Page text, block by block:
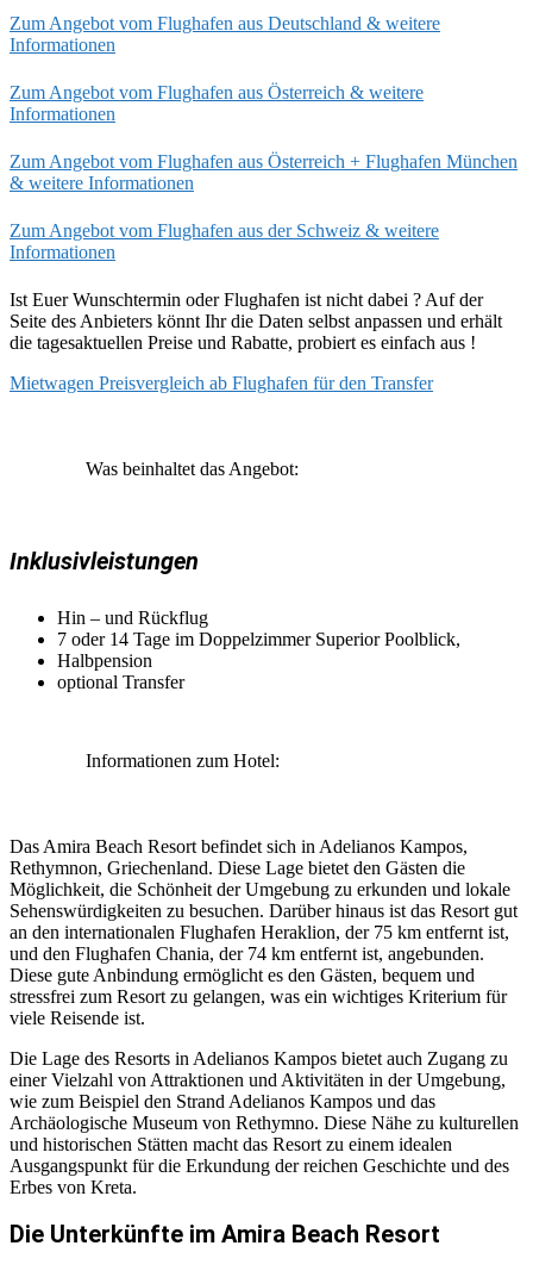
Zum Angebot vom Flughafen aus Deutschland & weitere
Informationen
Zum Angebot vom Flughafen aus Österreich & weitere
Informationen
Zum Angebot vom Flughafen aus Österreich + Flughafen München
& weitere Informationen
Zum Angebot vom Flughafen aus der Schweiz & weitere
Informationen
Ist Euer Wunschtermin oder Flughafen ist nicht dabei ? Auf der
Seite des Anbieters könnt Ihr die Daten selbst anpassen und erhält
die tagesaktuellen Preise und Rabatte, probiert es einfach aus !
Mietwagen Preisvergleich ab Flughafen für den Transfer
Was beinhaltet das Angebot:
Inklusivleistungen
Hin – und Rückflug
7 oder 14 Tage im Doppelzimmer Superior Poolblick,
Halbpension
optional Transfer
Informationen zum Hotel:
Das Amira Beach Resort befindet sich in Adelianos Kampos,
Rethymnon, Griechenland. Diese Lage bietet den Gästen die
Möglichkeit, die Schönheit der Umgebung zu erkunden und lokale
Sehenswürdigkeiten zu besuchen. Darüber hinaus ist das Resort gut
an den internationalen Flughafen Heraklion, der 75 km entfernt ist,
und den Flughafen Chania, der 74 km entfernt ist, angebunden.
Diese gute Anbindung ermöglicht es den Gästen, bequem und
stressfrei zum Resort zu gelangen, was ein wichtiges Kriterium für
viele Reisende ist.
Die Lage des Resorts in Adelianos Kampos bietet auch Zugang zu
einer Vielzahl von Attraktionen und Aktivitäten in der Umgebung,
wie zum Beispiel den Strand Adelianos Kampos und das
Archäologische Museum von Rethymno. Diese Nähe zu kulturellen
und historischen Stätten macht das Resort zu einem idealen
Ausgangspunkt für die Erkundung der reichen Geschichte und des
Erbes von Kreta.
Die Unterkünfte im Amira Beach Resort